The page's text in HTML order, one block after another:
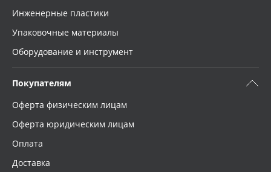
Инженерные пластики
Упаковочные материалы
Оборудование и инструмент
Покупателям
Оферта физическим лицам
Оферта юридическим лицам
Оплата
Доставка